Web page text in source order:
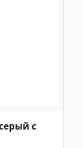
с